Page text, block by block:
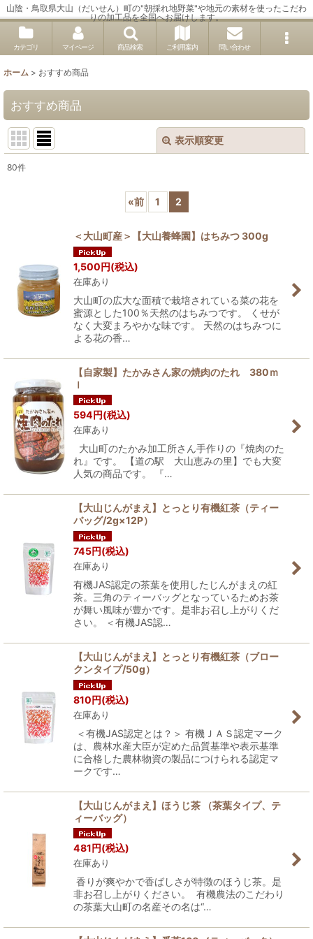
山陰・鳥取県大山（だいせん）町の"朝採れ地野菜"や地元の素材を使ったこだわ
りの加工品を全国へお届けします。
カテゴリ マイページ 商品検索 ご利用案内 問い合わせ
ホーム > おすすめ商品
おすすめ商品
表示順変更
80件
«前 1 2
＜大山町産＞【大山養蜂園】はちみつ 300g
1,500円(税込)
在庫あり
大山町の広大な面積で栽培されている菜の花を
蜜源とした100％天然のはちみつです。 くせが
なく大変まろやかな味です。 天然のはちみつに
よる花の香…
【自家製】たかみさん家の焼肉のたれ 380ｍ
ｌ
594円(税込)
在庫あり
大山町のたかみ加工所さん手作りの『焼肉のた
れ』です。 【道の駅 大山恵みの里】でも大変
人気の商品です。 『…
【大山じんがまえ】とっとり有機紅茶（ティー
バッグ/2g×12P）
745円(税込)
在庫あり
有機JAS認定の茶葉を使用したじんがまえの紅
茶。三角のティーバッグとなっているためお茶
が舞い風味が豊かです。是非お召し上がりくだ
さい。 ＜有機JAS認…
【大山じんがまえ】とっとり有機紅茶（ブロー
クンタイプ/50g）
810円(税込)
在庫あり
＜有機JAS認定とは？＞ 有機ＪＡＳ認定マーク
は、農林水産大臣が定めた品質基準や表示基準
に合格した農林物資の製品につけられる認定マ
ークです…
【大山じんがまえ】ほうじ茶 （茶葉タイプ、テ
ィーバッグ）
481円(税込)
在庫あり
香りが爽やかで香ばしさが特徴のほうじ茶。是
非お召し上がりください。 有機農法のこだわり
の茶葉大山町の名産その名は“…